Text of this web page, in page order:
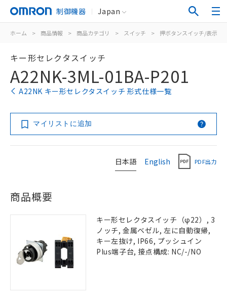
制御機器 Japan
ホーム > 商品情報 > 商品カテゴリ > スイッチ > 押ボタンスイッチ/表示灯
キー形セレクタスイッチ
A22NK-3ML-01BA-P201
A22NK キー形セレクタスイッチ 形式仕様一覧
マイリストに追加
日本語 English PDF出力
商品概要
キー形セレクタスイッチ（φ22）, 3
ノッチ, 金属ベゼル, 左に自動復帰,
キー左抜け, IP66, プッシュイン
Plus端子台, 接点構成: NC/-/NO